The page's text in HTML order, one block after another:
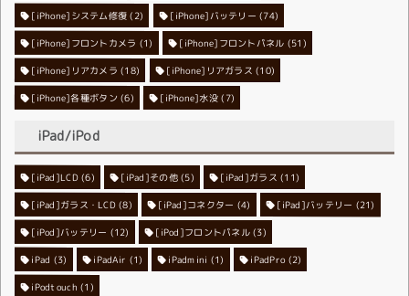
[iPhone]システム修復 (2) [iPhone]バッテリー (74)
[iPhone]フロントカメラ (1) [iPhone]フロントパネル (51)
[iPhone]リアカメラ (18) [iPhone]リアガラス (10)
[iPhone]各種ボタン (6) [iPhone]水没 (7)
iPad/iPod
[iPad]LCD(6) [iPad]その他 (5) [iPad]ガラス (11)
[iPad]ガラス・LCD(8) [iPad]コネクター (4) [iPad]バッテリー (21)
[iPod]バッテリー (12) [iPod]フロントパネル(3)
iPad (3) iPadAir (1) iPadmini (1) iPadPro(2)
iPodtouch (1)